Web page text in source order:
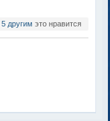
5 другим это нравится